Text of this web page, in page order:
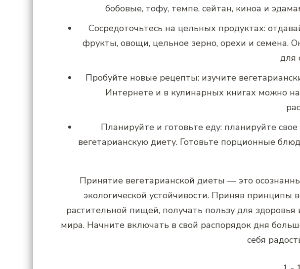
бобовые, тофу, темпе, сейтан, киноа и
Сосредоточьтесь на цельных продуктах:
фрукты, овощи, цельное зерно, орехи и семена.
для
Пробуйте новые рецепты: изучите
Интернете и в кулинарных книгах можно
Планируйте и готовьте еду: планируйте
вегетарианскую диету. Готовьте порционные
Принятие вегетарианской диеты — это
экологической устойчивости. Приняв принципы
растительной пищей, получать пользу для здоровья
мира. Начните включать в свой распорядок дня
себя